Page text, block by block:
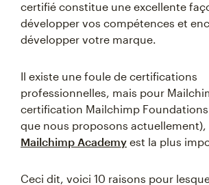
certifié constitue une excellente
développer vos compétences et
développer votre marque.
Il existe une foule de certifications
professionnelles, mais pour
certification Mailchimp
que nous proposons actuellement),
Mailchimp Academy est la plus
Ceci dit, voici 10 raisons pour